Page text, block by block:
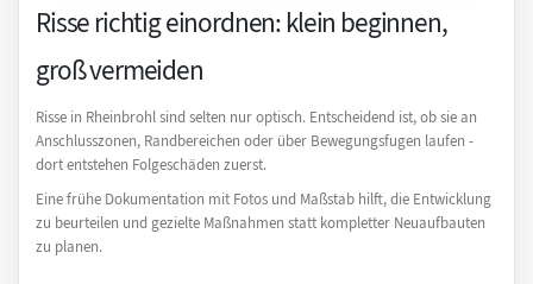
Risse richtig einordnen: klein beginnen,
groß vermeiden
Risse in Rheinbrohl sind selten nur optisch. Entscheidend ist, ob sie an
Anschlusszonen, Randbereichen oder über Bewegungsfugen laufen -
dort entstehen Folgeschäden zuerst.
Eine frühe Dokumentation mit Fotos und Maßstab hilft, die Entwicklung
zu beurteilen und gezielte Maßnahmen statt kompletter Neuaufbauten
zu planen.